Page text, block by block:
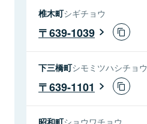
椎木町シギチョウ
639-1039
下三橋町シモミツハシチョウ
639-1101
昭和町ショウワチョウ